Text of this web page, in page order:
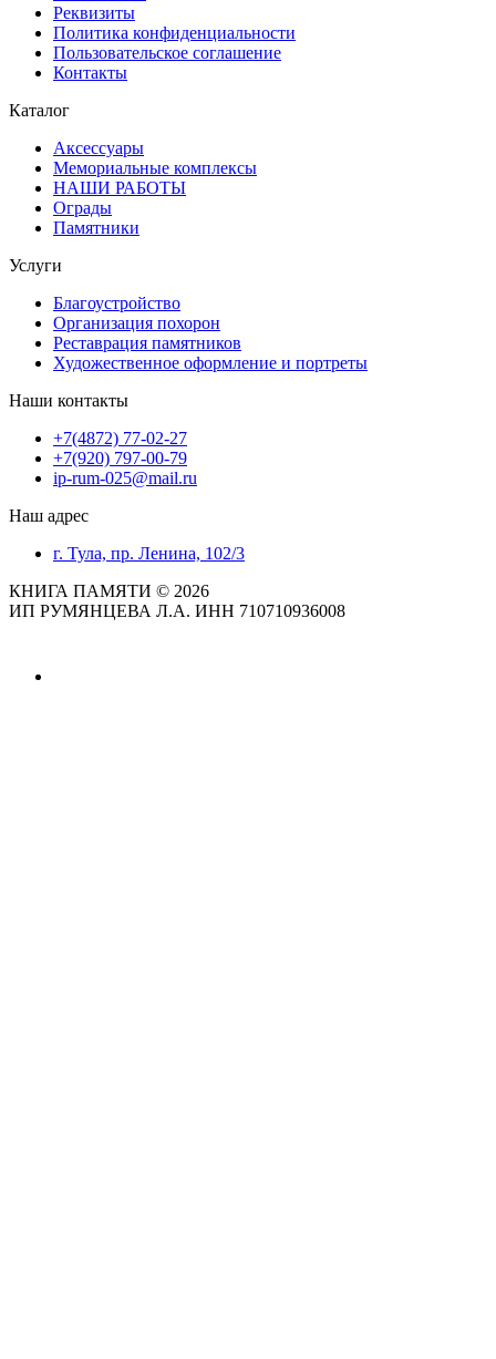
Реквизиты
Политика конфиденциальности
Пользовательское соглашение
Контакты
Каталог
Аксессуары
Мемориальные комплексы
НАШИ РАБОТЫ
Ограды
Памятники
Услуги
Благоустройство
Организация похорон
Реставрация памятников
Художественное оформление и портреты
Наши контакты
+7(4872) 77-02-27
+7(920) 797-00-79
ip-rum-025@mail.ru
Наш адрес
г. Тула, пр. Ленина, 102/3
КНИГА ПАМЯТИ © 2026
ИП РУМЯНЦЕВА Л.А. ИНН 710710936008